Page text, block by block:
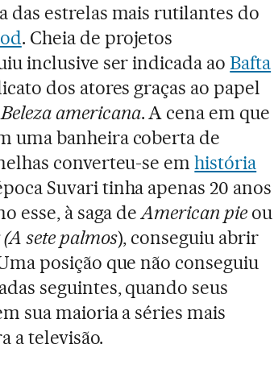
das estrelas mais rutilantes do
. Cheia de projetos
inclusive ser indicada aoBafta
dos atores graças ao papel
Beleza americana. A cena em que
uma banheira coberta de
converteu-se emhistória
Suvari tinha apenas 20 anos
esse, à saga deAmerican pieou
sete palmos), conseguiu abrir
posição que não conseguiu
seguintes, quando seus
sua maioria a séries mais
a televisão.